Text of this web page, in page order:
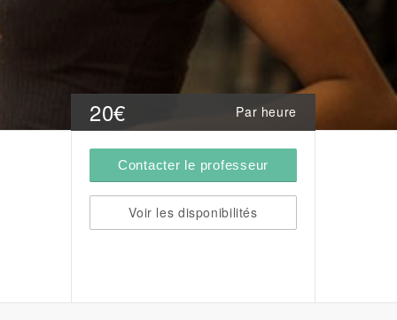
20€ Par heure
Contacter le professeur
Voir les disponibilités